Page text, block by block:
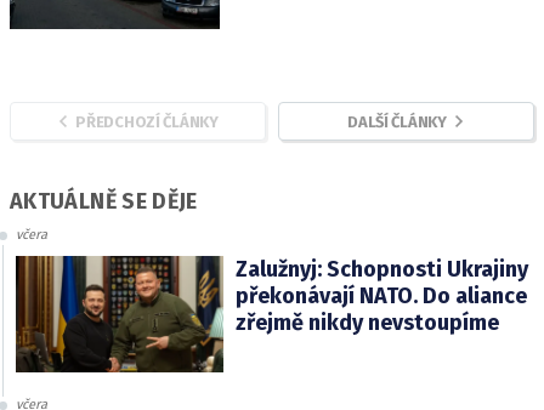
PŘEDCHOZÍ ČLÁNKY DALŠÍ ČLÁNKY
AKTUÁLNĚ SE DĚJE
včera
Zalužnyj: Schopnosti Ukrajiny
překonávají NATO. Do aliance
zřejmě nikdy nevstoupíme
včera